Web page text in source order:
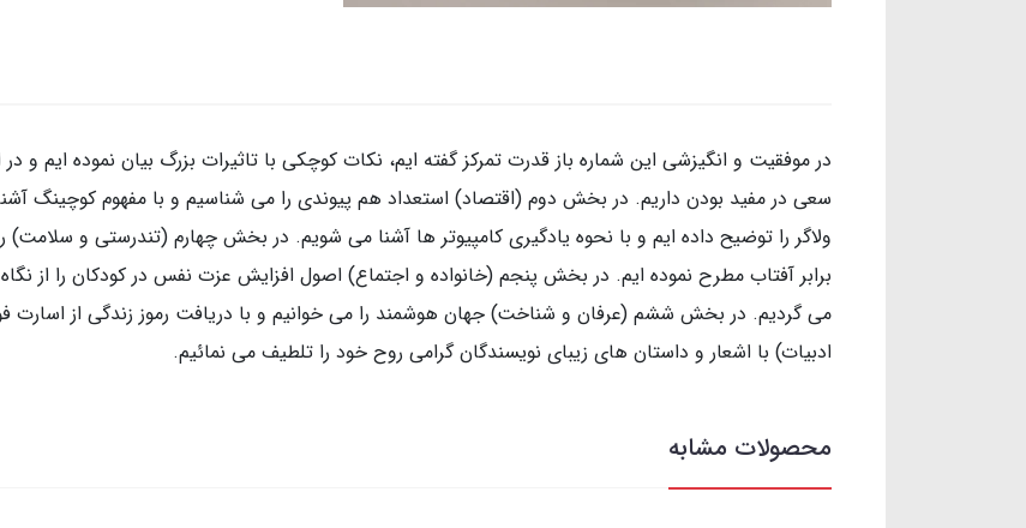
در موفقیت و انگیزشی این شماره باز قدرت تمرکز گفته ایم، نکات کوچکی با تاثیرات بزرگ بیان نموده ایم و
سعی در مفید بودن داریم. در بخش دوم (اقتصاد) استعداد هم پیوندی را می شناسیم و با مفهوم کوچینگ
ولاگر را توضیح داده ایم و با نحوه یادگیری کامپیوتر ها آشنا می شویم. در بخش چهارم (تندرستی و سلامت)
برابر آفتاب مطرح نموده ایم. در بخش پنجم (خانواده و اجتماع) اصول افزایش عزت نفس در کودکان را از
می گردیم. در بخش ششم (عرفان و شناخت) جهان هوشمند را می خوانیم و با دریافت رموز زندگی از اسارت
ادبیات) با اشعار و داستان های زیبای نویسندگان گرامی روح خود را تلطیف می نمائیم.
محصولات مشابه